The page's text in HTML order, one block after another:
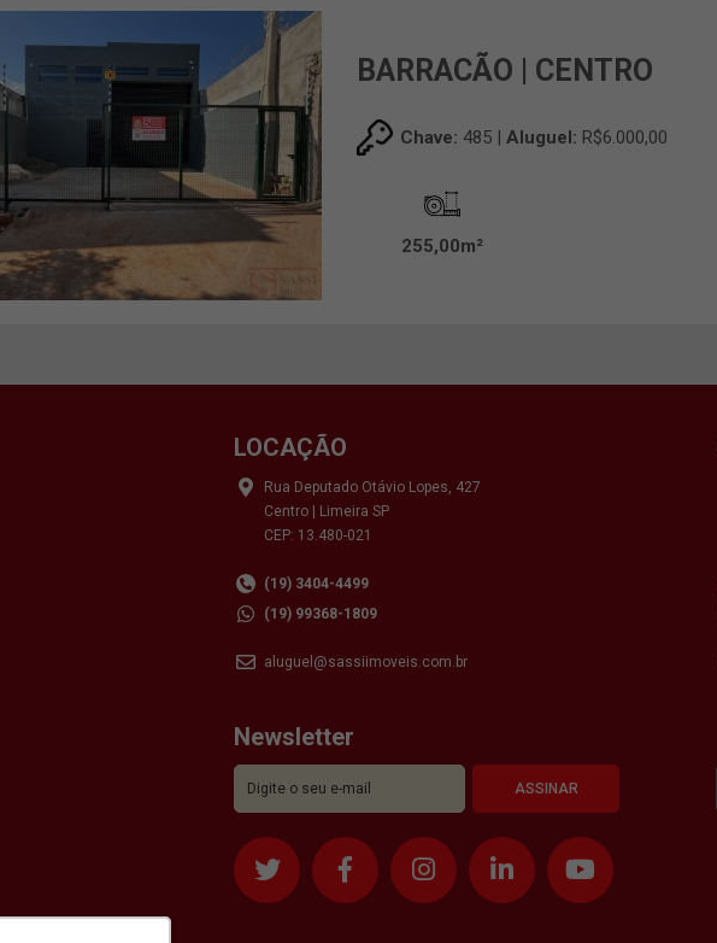
BARRACÃO | CENTRO
Chave: 485 |Aluguel: R$6.000,00
255,00m²
LOCAÇÃO
Rua Deputado Otávio Lopes, 427
Centro | Limeira SP
CEP: 13.480-021
(19) 3404-4499
(19) 99368-1809
aluguel@sassiimoveis.com.br
Newsletter